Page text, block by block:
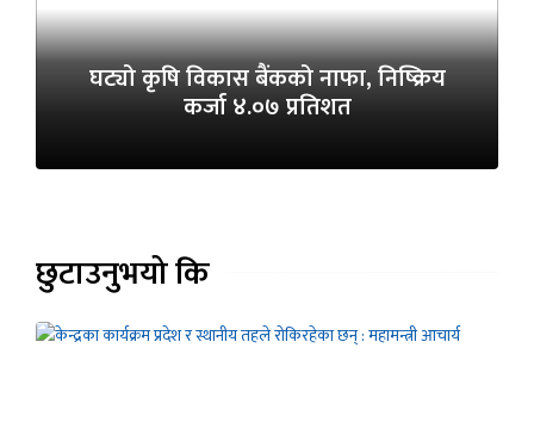
घट्यो कृषि विकास बैंकको नाफा, निष्क्रिय
कर्जा ४.०७ प्रतिशत
छुटाउनुभयो कि